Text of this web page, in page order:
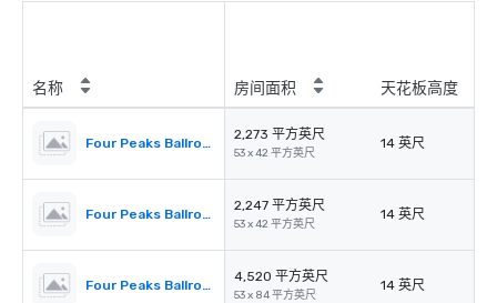
名称 房间面积 天花板高度
Four Peaks Ballroom A
2,273 平方英尺
53 x 42 平方英尺
14 英尺
Four Peaks Ballroom B
2,247 平方英尺
53 x 42 平方英尺
14 英尺
Four Peaks Ballroom AB
4,520 平方英尺
53 x 84 平方英尺
14 英尺